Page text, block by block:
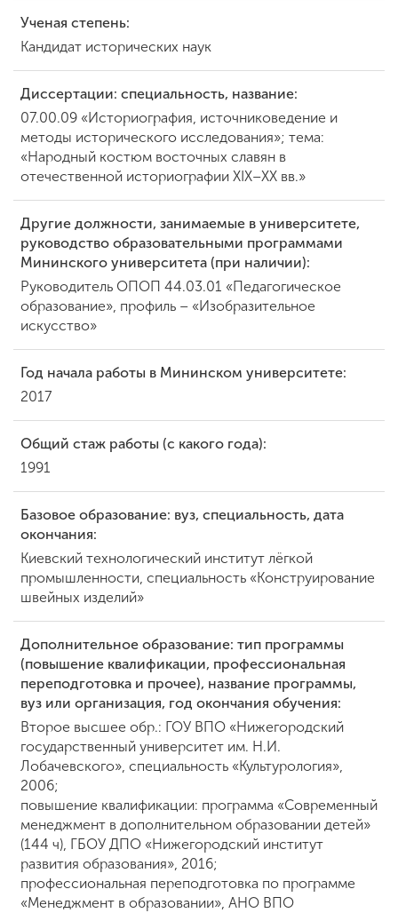
Другие виды
Студенческая жизнь
Сведения об
образовательной
организации
ENG SPN CHI
Приемная
Ученая степень:
Кандидат исторических наук
Диссертации: специальность, название:
07.00.09 «Историография, источниковедение и
методы исторического исследования»; тема:
«Народный костюм восточных славян в
отечественной историографии ХIX–XX вв.»
Другие должности, занимаемые в университете,
руководство образовательными программами
Мининского университета (при наличии):
Руководитель ОПОП 44.03.01 «Педагогическое
образование», профиль – «Изобразительное
искусство»
Год начала работы в Мининском университете:
2017
Общий стаж работы (с какого года):
1991
Базовое образование: вуз, специальность, дата
окончания:
Киевский технологический институт лёгкой
промышленности, специальность «Конструирование
швейных изделий»
Дополнительное образование: тип программы
(повышение квалификации, профессиональная
переподготовка и прочее), название программы,
вуз или организация, год окончания обучения:
Второе высшее обр.: ГОУ ВПО «Нижегородский
государственный университет им. Н.И.
Лобачевского», специальность «Культурология»,
2006;
повышение квалификации: программа «Современный
менеджмент в дополнительном образовании детей»
(144 ч), ГБОУ ДПО «Нижегородский институт
развития образования», 2016;
профессиональная переподготовка по программе
«Менеджмент в образовании», АНО ВПО